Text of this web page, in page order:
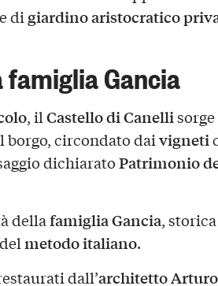
di giardino aristocratico
famiglia Gancia
, ilCastello di Canelli
circondato daivigneti
dichiaratoPatrimonio
dellafamiglia Gancia,
metodo italiano.
dall’architetto